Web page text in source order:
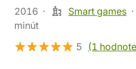
2016 Smart games
minút
5
(1